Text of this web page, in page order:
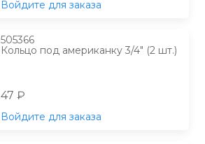
Войдите для заказа
505366
Кольцо под американку 3/4" (2 шт.)
47 ₽
Войдите для заказа